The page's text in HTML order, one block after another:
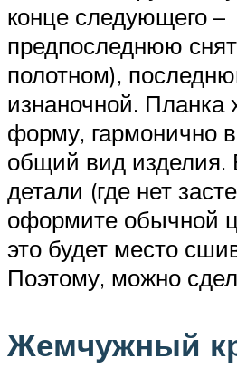
конце следующего –
предпоследнюю
полотном),
изнаночной.
форму, гармонично
общий вид изделия.
детали (где нет
оформите обычной
это будет место
Поэтому, можно
Жемчужный